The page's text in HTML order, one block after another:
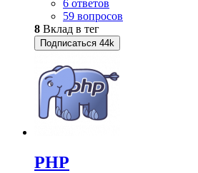
6 ответов
59 вопросов
8 Вклад в тег
Подписаться 44k
PHP